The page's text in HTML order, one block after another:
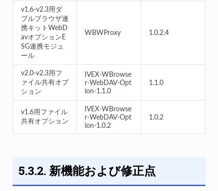
v1.6-v2.3用ダ
ブルブラウザ連
携キットWebD
avオプションE
SG連携モジュ
ール
WBWProxy 1.0.2.4
v2.0-v2.3用フ
ァイル共有オプ
ション
IVEX-WBrowse
r-WebDAV-Opt
ion-1.1.0
1.1.0
v1.6用ファイル
共有オプション
IVEX-WBrowse
r-WebDAV-Opt
ion-1.0.2
1.0.2
5.3.2. 新機能および修正点